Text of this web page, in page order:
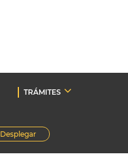
TRÁMITES
Desplegar